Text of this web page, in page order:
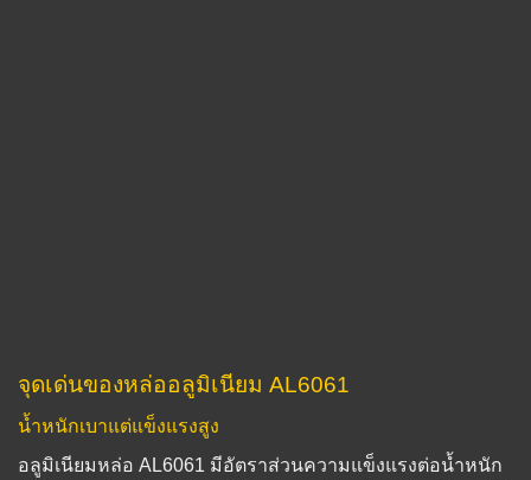
จุดเด่นของหล่ออลูมิเนียม AL6061
น้ำหนักเบาแต่แข็งแรงสูง
อลูมิเนียมหล่อ AL6061 มีอัตราส่วนความแข็งแรงต่อน้ำหนัก